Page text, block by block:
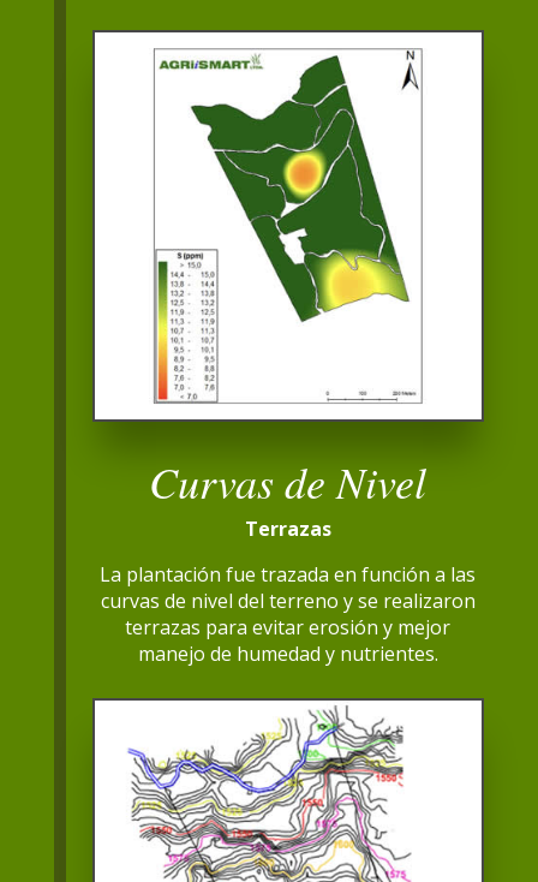
Curvas de Nivel
Terrazas
La plantación fue trazada en función a las
curvas de nivel del terreno y se realizaron
terrazas para evitar erosión y mejor
manejo de humedad y nutrientes.